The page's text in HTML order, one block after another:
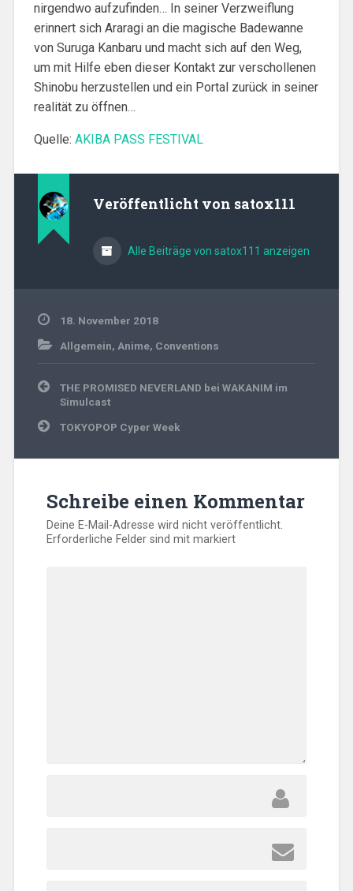
nirgendwo aufzufinden… In seiner Verzweiflung
erinnert sich Araragi an die magische Badewanne
von Suruga Kanbaru und macht sich auf den Weg,
um mit Hilfe eben dieser Kontakt zur verschollenen
Shinobu herzustellen und ein Portal zurück in seiner
realität zu öffnen…
Quelle: AKIBA PASS FESTIVAL
Veröffentlicht von satox111
Alle Beiträge von satox111 anzeigen
18. November 2018
Allgemein, Anime, Conventions
Beitragsnavigation
THE PROMISED NEVERLAND bei WAKANIM im
Simulcast
TOKYOPOP Cyper Week
Schreibe einen Kommentar
Deine E-Mail-Adresse wird nicht veröffentlicht.
Erforderliche Felder sind mitmarkiert